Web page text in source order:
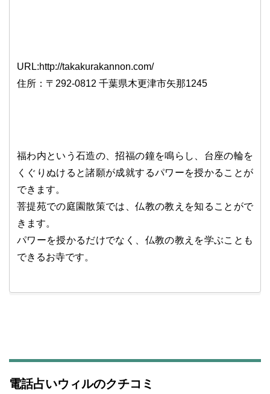
URL:http://takakurakannon.com/
住所：〒292-0812 千葉県木更津市矢那1245
福わ内という石造の、招福の鐘を鳴らし、台座の輪を
くぐりぬけると諸願が成就するパワーを授かることが
できます。
菩提苑での庭園散策では、仏教の教えを知ることがで
きます。
パワーを授かるだけでなく、仏教の教えを学ぶことも
できるお寺です。
電話占いウィルのクチコミ